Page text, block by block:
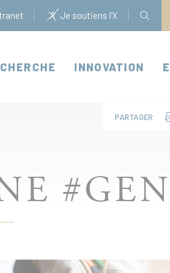
Je soutiens l'X
INNOVATION
PARTAGER